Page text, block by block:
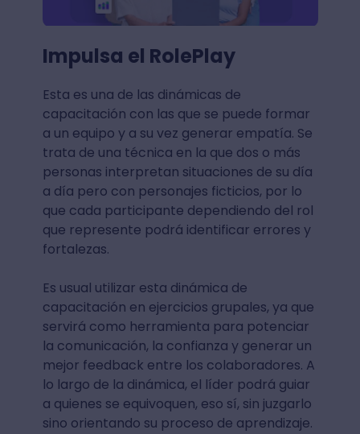
Impulsa el RolePlay
Esta es una de las dinámicas de
capacitación con las que se puede formar
a un equipo y a su vez generar empatía. Se
trata de una técnica en la que dos o más
personas interpretan situaciones de su día
a día pero con personajes ficticios, por lo
que cada participante dependiendo del rol
que represente podrá identificar errores y
fortalezas.
Es usual utilizar esta dinámica de
capacitación en ejercicios grupales, ya que
servirá como herramienta para potenciar
la comunicación, la confianza y generar un
mejor feedback entre los colaboradores. A
lo largo de la dinámica, el líder podrá guiar
a quienes se equivoquen, eso sí, sin juzgarlo
sino orientando su proceso de aprendizaje.